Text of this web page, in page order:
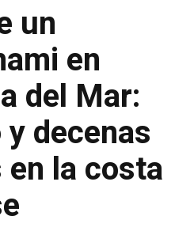
un
en
del Mar:
decenas
la costa